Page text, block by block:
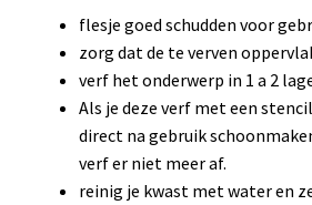
flesje goed schudden voor
zorg dat de te verven
verf het onderwerp in 1 a 2
Als je deze verf met een
direct na gebruik
verf er niet meer af.
reinig je kwast met water en